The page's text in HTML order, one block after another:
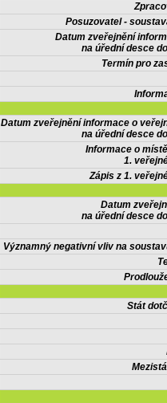
Posuzovatel -
Datum zveřejnění
na úřední desce
Termín pro
Datum zveřejnění informace o
na úřední desce
Informace o
1.
Zápis z 1.
Datum
na úřední desce
Významný negativní vliv na
Stát